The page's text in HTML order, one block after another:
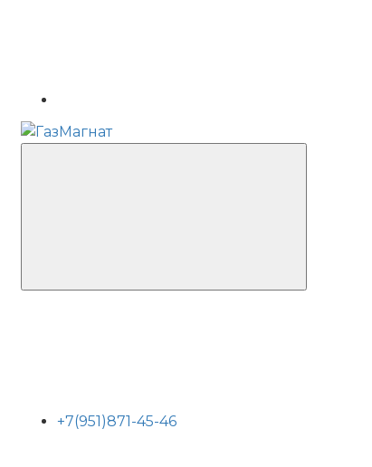
+7(951)871-45-46